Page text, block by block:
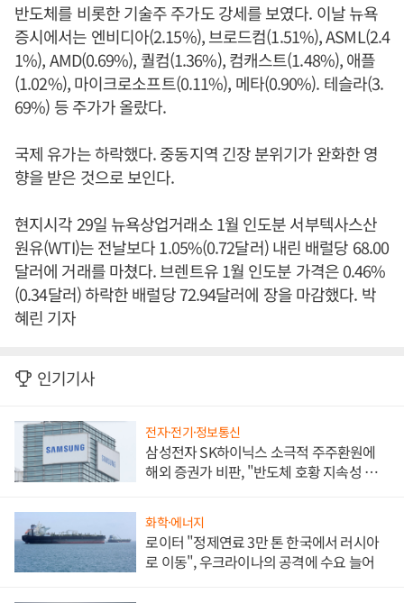
반도체를 비롯한 기술주 주가도 강세를 보였다. 이날 뉴욕
증시에서는 엔비디아(2.15%), 브로드컴(1.51%), ASML(2.4
1%), AMD(0.69%), 퀄컴(1.36%), 컴캐스트(1.48%), 애플
(1.02%), 마이크로소프트(0.11%), 메타(0.90%). 테슬라(3.
69%) 등 주가가 올랐다.
국제 유가는 하락했다. 중동지역 긴장 분위기가 완화한 영
향을 받은 것으로 보인다.
현지시각 29일 뉴욕상업거래소 1월 인도분 서부텍사스산
원유(WTI)는 전날보다 1.05%(0.72달러) 내린 배럴당 68.00
달러에 거래를 마쳤다. 브렌트유 1월 인도분 가격은 0.46%
(0.34달러) 하락한 배럴당 72.94달러에 장을 마감했다. 박
혜린 기자
인기기사
전자·전기·정보통신
삼성전자 SK하이닉스 소극적 주주환원에
해외 증권가 비판, "반도체 호황 지속성 의
화학·에너지
로이터 "정제연료 3만 톤 한국에서 러시아
로 이동", 우크라이나의 공격에 수요 늘어